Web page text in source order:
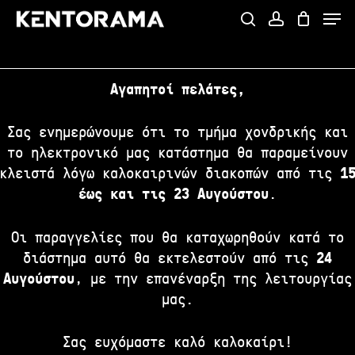
Skip
content
Menu
Αγαπητοί πελάτες,
Σας ενημερώνουμε ότι το τμήμα χονδρικής και
το ηλεκτρονικό μας κατάστημα θα παραμείνουν
κλειστά λόγω καλοκαιρινών διακοπών από τις 15
έως και τις 23 Αυγούστου.
Οι παραγγελίες που θα καταχωρηθούν κατά το
διάστημα αυτό θα εκτελεστούν από τις 24
Αυγούστου, με την επανέναρξη της λειτουργίας
μας.
Σας ευχόμαστε καλό καλοκαίρι!
Menu